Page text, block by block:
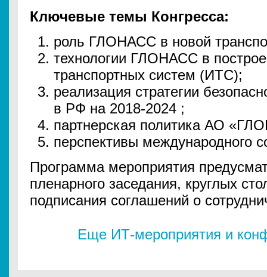
Ключевые темы Конгресса:
роль ГЛОНАСС в новой
технологии ГЛОНАСС в
транспортных систем (ИТС);
реализация стратегии
в РФ на 2018-2024 ;
партнерская политика АО
перспективы международного
Программа мероприятия
пленарного заседания, круглых
подписания соглашений о
Еще ИТ-мероприятия и